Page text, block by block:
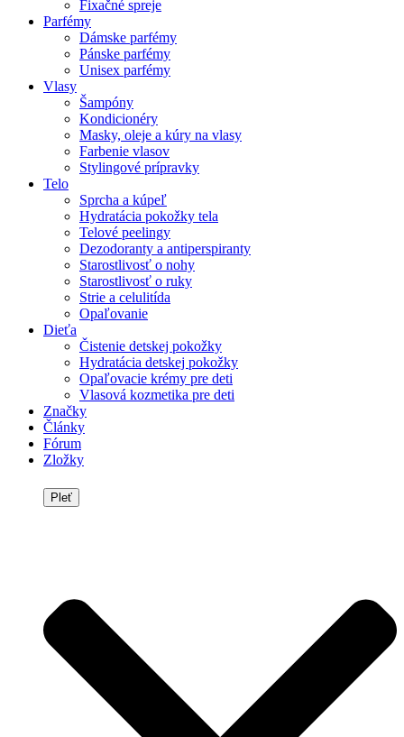
Fixačné spreje
Parfémy
Dámske parfémy
Pánske parfémy
Unisex parfémy
Vlasy
Šampóny
Kondicionéry
Masky, oleje a kúry na vlasy
Farbenie vlasov
Stylingové prípravky
Telo
Sprcha a kúpeľ
Hydratácia pokožky tela
Telové peelingy
Dezodoranty a antiperspiranty
Starostlivosť o nohy
Starostlivosť o ruky
Strie a celulitída
Opaľovanie
Dieťa
Čistenie detskej pokožky
Hydratácia detskej pokožky
Opaľovacie krémy pre deti
Vlasová kozmetika pre deti
Značky
Články
Fórum
Zložky
Pleť